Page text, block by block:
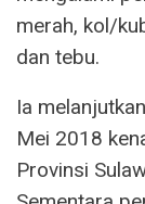
merah, kol/
dan tebu.
Ia
Mei 2018
Provinsi